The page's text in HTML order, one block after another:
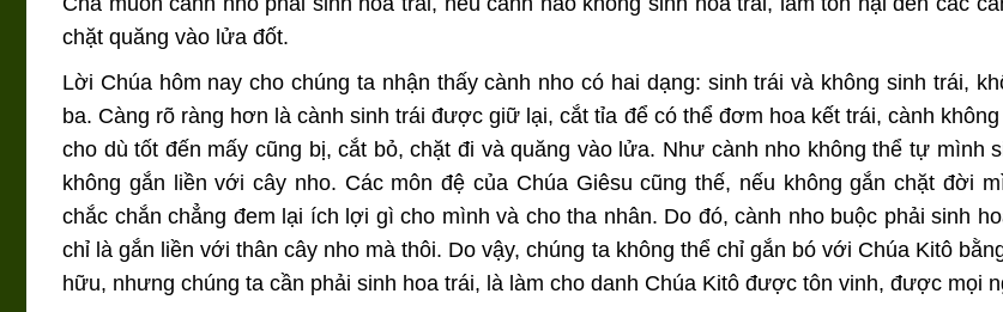
chặt quăng vào lửa đốt.
Lời Chúa hôm nay cho chúng ta nhận thấy cành nho có hai dạng: sinh trái và không sinh trái,
ba. Càng rõ ràng hơn là cành sinh trái được giữ lại, cắt tỉa để có thể đơm hoa kết trái, cành
cho dù tốt đến mấy cũng bị, cắt bỏ, chặt đi và quăng vào lửa. Như cành nho không thể tự mình
không gắn liền với cây nho. Các môn đệ của Chúa Giêsu cũng thế, nếu không gắn chặt đời
chắc chắn chẳng đem lại ích lợi gì cho mình và cho tha nhân. Do đó, cành nho buộc phải sinh
chỉ là gắn liền với thân cây nho mà thôi. Do vậy, chúng ta không thể chỉ gắn bó với Chúa Kitô
hữu, nhưng chúng ta cần phải sinh hoa trái, là làm cho danh Chúa Kitô được tôn vinh, được mọi